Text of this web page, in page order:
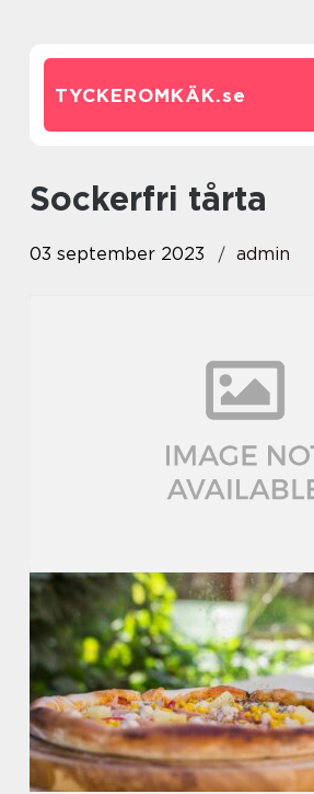
TYCKEROMKÄK.se
sockerfri tårta
03 september 2023 admin